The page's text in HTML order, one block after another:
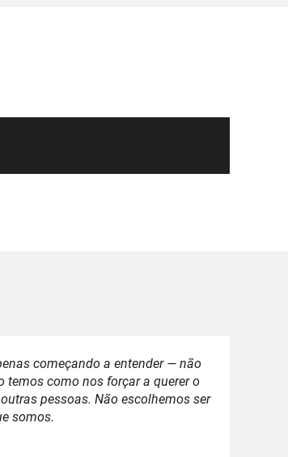
começando a entender — não
temos como nos forçar a querer o
pessoas. Não escolhemos ser
somos.